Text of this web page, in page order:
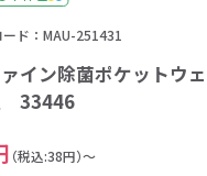
ド：MAU-251431
イン除菌ポケットウ
33446
（税込:38円）～